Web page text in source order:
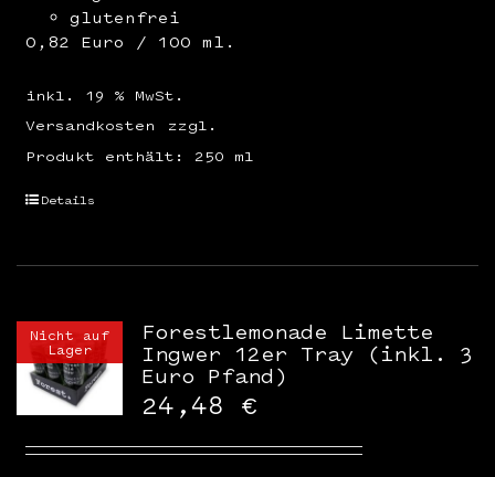
glutenfrei
0,82 Euro / 100 ml.
inkl. 19 % MwSt.
zzgl.
Versandkosten
Produkt enthält: 250 ml
Details
Nicht auf
Lager
Forestlemonade Limette
Ingwer 12er Tray (inkl. 3
Euro Pfand)
24,48 €